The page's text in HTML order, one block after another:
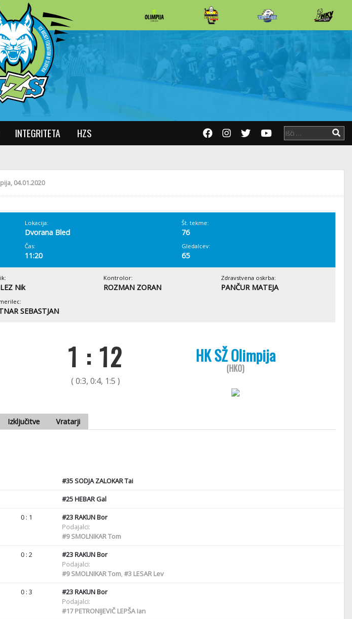
INTEGRITETA HZS
04.01.2020
Lokacija:
Dvorana Bled
Št. tekme:
76
Čas:
11:20
Gledalcev:
65
Nik
Kontrolor:
ROZMAN ZORAN
Zdravstvena oskrba:
PANČUR MATEJA
SEBASTJAN
1 : 12
( 0:3, 0:4, 1:5 )
HK SŽ Olimpija
(HKO)
Izključitve Vratarji
#35SODJA ZALOKAR Tai
#25HEBAR Gal
0 : 1 #23RAKUN Bor
Podajalci:
#9SMOLNIKAR Tom
0 : 2 #23RAKUN Bor
Podajalci:
#9SMOLNIKAR Tom,#3LESAR Lev
0 : 3 #23RAKUN Bor
Podajalci:
#17PETRONIJEVIČ LEPŠA Ian